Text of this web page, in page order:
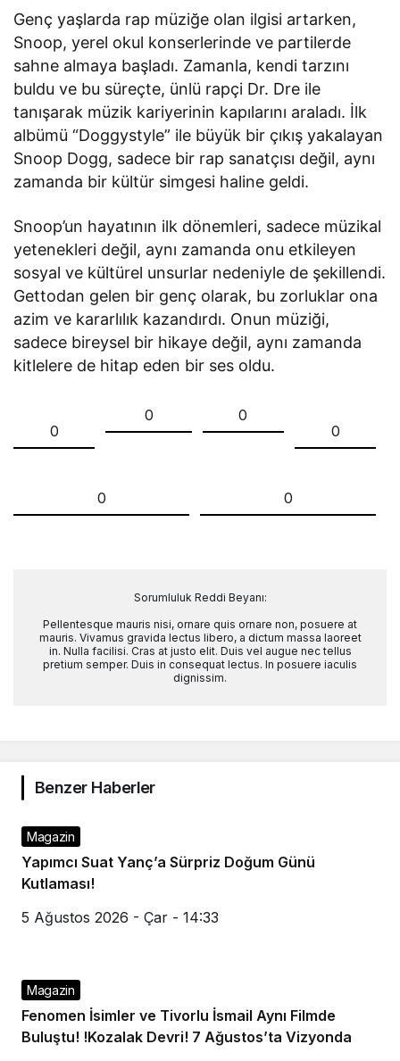
Genç yaşlarda rap müziğe olan ilgisi artarken,
Snoop, yerel okul konserlerinde ve partilerde
sahne almaya başladı. Zamanla, kendi tarzını
buldu ve bu süreçte, ünlü rapçi Dr. Dre ile
tanışarak müzik kariyerinin kapılarını araladı. İlk
albümü “Doggystyle” ile büyük bir çıkış yakalayan
Snoop Dogg, sadece bir rap sanatçısı değil, aynı
zamanda bir kültür simgesi haline geldi.
Snoop’un hayatının ilk dönemleri, sadece müzikal
yetenekleri değil, aynı zamanda onu etkileyen
sosyal ve kültürel unsurlar nedeniyle de şekillendi.
Gettodan gelen bir genç olarak, bu zorluklar ona
azim ve kararlılık kazandırdı. Onun müziği,
sadece bireysel bir hikaye değil, aynı zamanda
kitlelere de hitap eden bir ses oldu.
0
0
0
0
0 0
Sorumluluk Reddi Beyanı:
Pellentesque mauris nisi, ornare quis ornare non, posuere at
mauris. Vivamus gravida lectus libero, a dictum massa laoreet
in. Nulla facilisi. Cras at justo elit. Duis vel augue nec tellus
pretium semper. Duis in consequat lectus. In posuere iaculis
dignissim.
Benzer Haberler
Magazin
Yapımcı Suat Yanç’a Sürpriz Doğum Günü
Kutlaması!
5 Ağustos 2026 - Çar - 14:33
Magazin
Fenomen İsimler ve Tivorlu İsmail Aynı Filmde
Buluştu! !Kozalak Devri! 7 Ağustos’ta Vizyonda